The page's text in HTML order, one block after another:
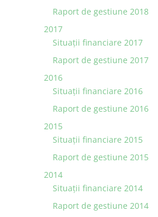
Raport de gestiune 2018
2017
Situații financiare 2017
Raport de gestiune 2017
2016
Situații financiare 2016
Raport de gestiune 2016
2015
Situaţii financiare 2015
Raport de gestiune 2015
2014
Situaţii financiare 2014
Raport de gestiune 2014